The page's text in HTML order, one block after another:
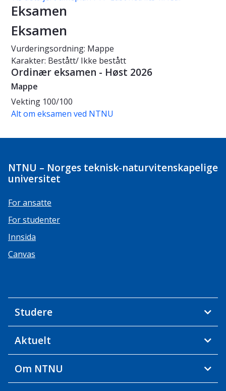
Eksamen
Eksamen
Vurderingsordning: Mappe
Karakter: Bestått/ Ikke bestått
Ordinær eksamen - Høst 2026
Mappe
Vekting 100/100
Alt om eksamen ved NTNU
NTNU – Norges teknisk-naturvitenskapelige
universitet
For ansatte
For studenter
Innsida
Canvas
Studere
Aktuelt
Om NTNU